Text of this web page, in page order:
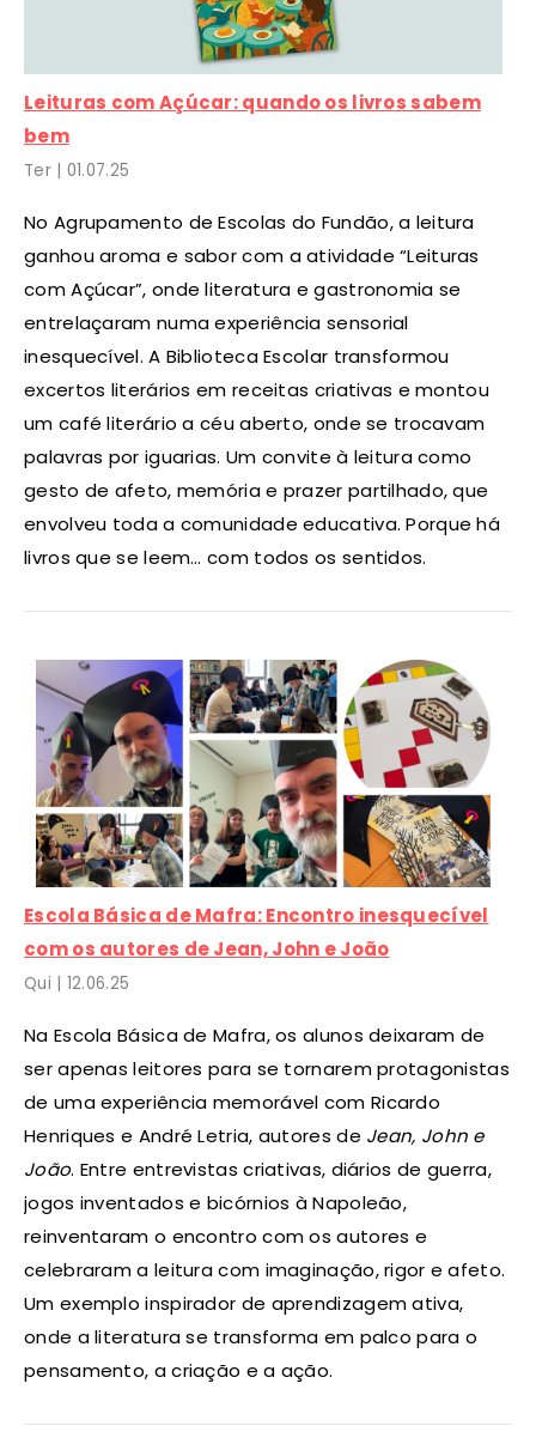
Leituras com Açúcar: quando os livros sabem
bem
Ter | 01.07.25
No Agrupamento de Escolas do Fundão, a leitura
ganhou aroma e sabor com a atividade “Leituras
com Açúcar”, onde literatura e gastronomia se
entrelaçaram numa experiência sensorial
inesquecível. A Biblioteca Escolar transformou
excertos literários em receitas criativas e montou
um café literário a céu aberto, onde se trocavam
palavras por iguarias. Um convite à leitura como
gesto de afeto, memória e prazer partilhado, que
envolveu toda a comunidade educativa. Porque há
livros que se leem… com todos os sentidos.
Escola Básica de Mafra: Encontro inesquecível
com os autores de Jean, John e João
Qui | 12.06.25
Na Escola Básica de Mafra, os alunos deixaram de
ser apenas leitores para se tornarem protagonistas
de uma experiência memorável com Ricardo
Henriques e André Letria, autores de Jean, John e
João. Entre entrevistas criativas, diários de guerra,
jogos inventados e bicórnios à Napoleão,
reinventaram o encontro com os autores e
celebraram a leitura com imaginação, rigor e afeto.
Um exemplo inspirador de aprendizagem ativa,
onde a literatura se transforma em palco para o
pensamento, a criação e a ação.